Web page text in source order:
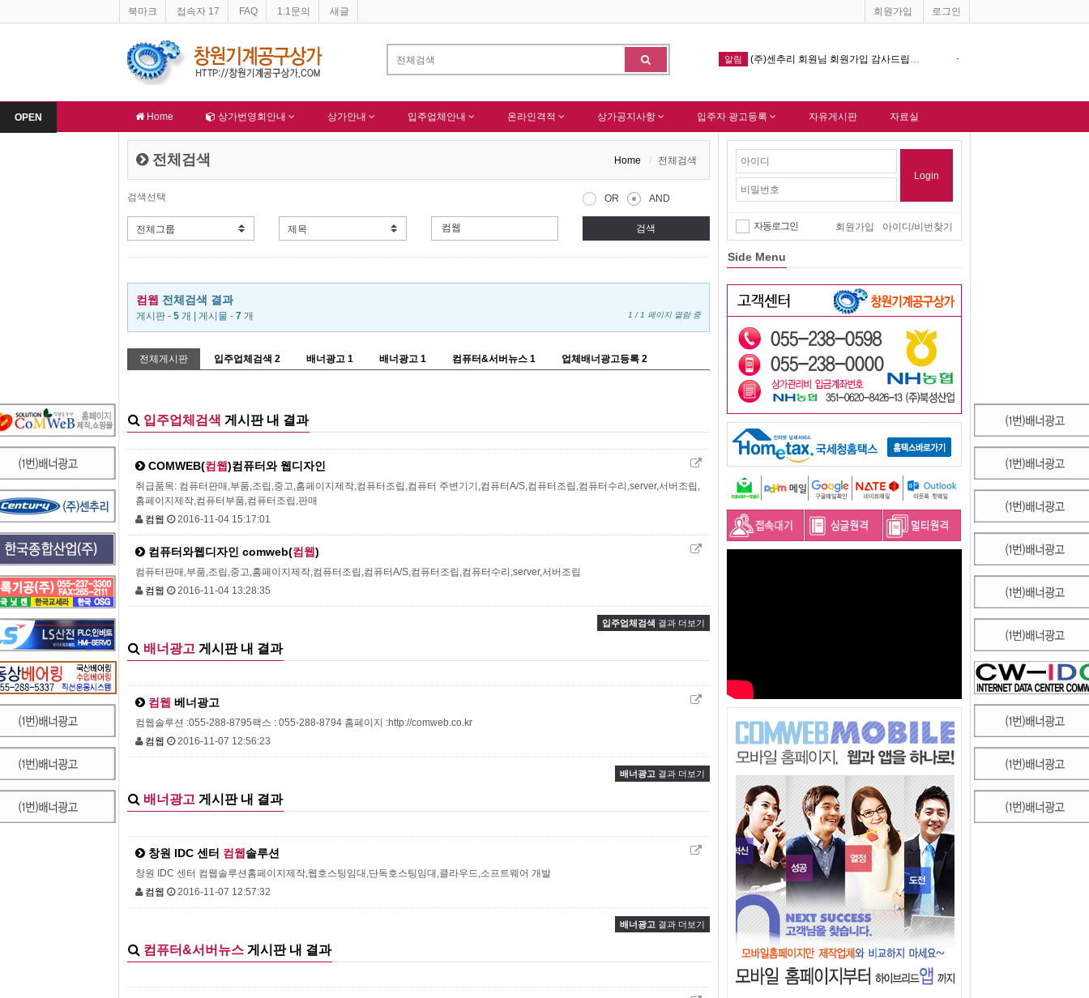
OPEN
북마크 접속자 17 FAQ 1:1문의 새글 회원가입 로그인
창원기계공구상가 홈페이지 네이버 등록완료 알림 한국종합산업(주) 회원님 가입을 축하드립니다 ! (주)센추리 회원님 회원가입 감사드립니다. - 알림 창원기계공구상가 홈페이지 다음포털 싸이트 등록완료 !!!
Home 상가번영회안내 상가안내 입주업체안내 온라인격적 상가공지사항 입주자 광고등록 자유게시판 자료실
전체검색 Home 전체검색
검색선택 OR AND
검색
컴웹 전체검색 결과
게시판 - 5 개 | 게시물 - 7 개 1 / 1 페이지 열람 중
전체게시판 입주업체검색 2 배너광고 1 배너광고 1 컴퓨터&서버뉴스 1 업체배너광고등록 2
입주업체검색 게시판 내 결과
COMWEB(컴웹)컴퓨터와 웹디자인
취급품목: 컴퓨터판매,부품,조립,중고,홈페이지제작,컴퓨터조립,컴퓨터 주변기기,컴퓨터A/S,컴퓨터조립,컴퓨터수리,server,서버조립,
홈페이지제작,컴퓨터부품,컴퓨터조립,판매
컴웹
2016-11-04 15:17:01
컴퓨터와웹디자인 comweb(컴웹)
컴퓨터판매,부품,조립,중고,홈페이지제작,컴퓨터조립,컴퓨터A/S,컴퓨터조립,컴퓨터수리,server,서버조립
컴웹
2016-11-04 13:28:35
입주업체검색 결과 더보기
배너광고 게시판 내 결과
컴웹 베너광고
컴웹솔루션 :055-288-8795팩스 : 055-288-8794 홈페이지 :http://comweb.co.kr
컴웹
2016-11-07 12:56:23
배너광고 결과 더보기
배너광고 게시판 내 결과
창원 IDC 센터 컴웹솔루션
창원 IDC 센터 컴웹솔루션홈페이지제작,웹호스팅임대,단독호스팅임대,클라우드,소프트웨어 개발
컴웹
2016-11-07 12:57:32
배너광고 결과 더보기
컴퓨터&서버뉴스 게시판 내 결과
Login
자동로그인 아이디/비번찾기
회원가입
Side Menu